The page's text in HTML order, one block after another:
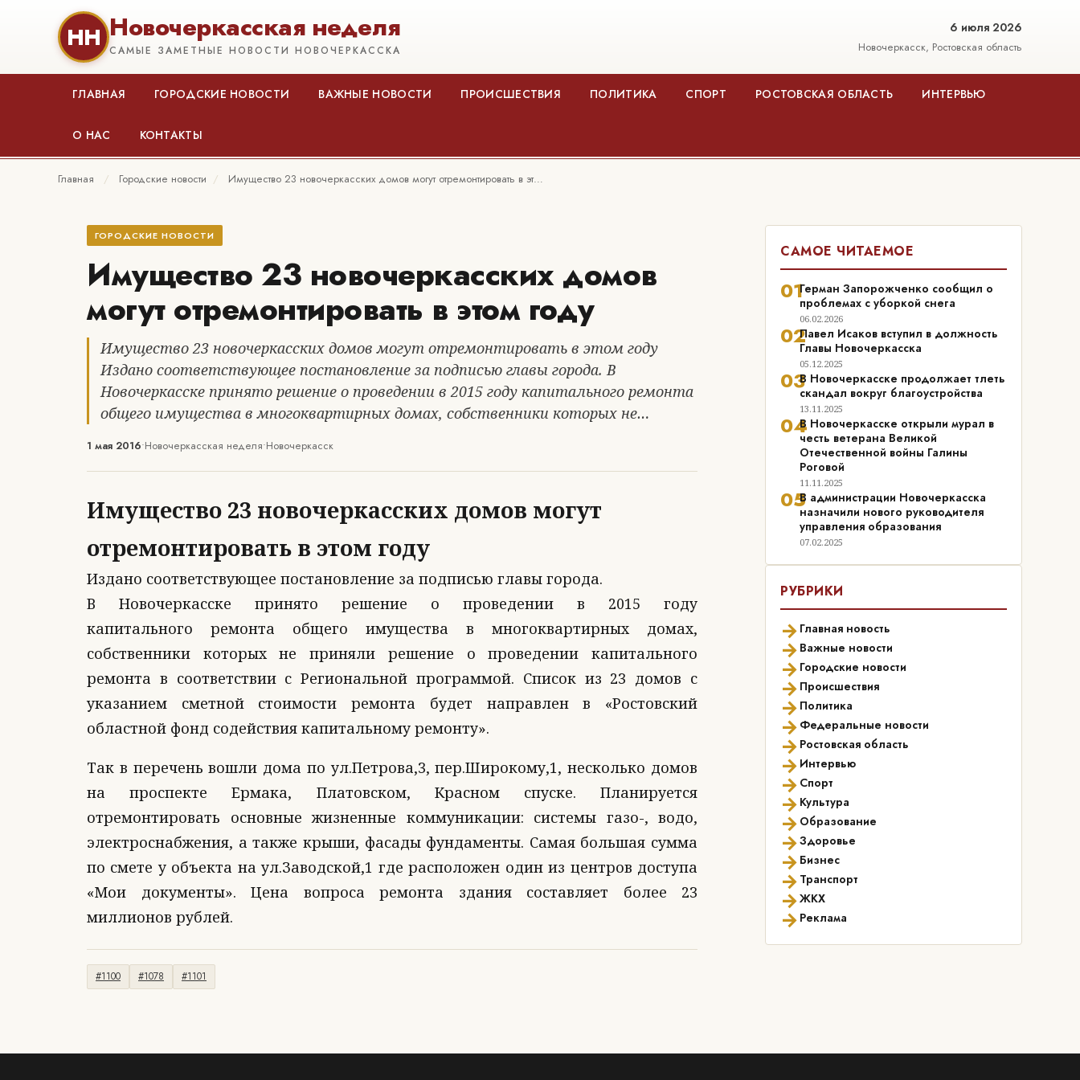
НН Новочеркасская неделя
САМЫЕ ЗАМЕТНЫЕ НОВОСТИ НОВОЧЕРКАССКА
6 июля 2026
Новочеркасск, Ростовская область
ГЛАВНАЯ ГОРОДСКИЕ НОВОСТИ ВАЖНЫЕ НОВОСТИ ПРОИСШЕСТВИЯ ПОЛИТИКА СПОРТ РОСТОВСКАЯ ОБЛАСТЬ ИНТЕРВЬЮ
О НАС КОНТАКТЫ
Главная / Городские новости / Имущество 23 новочеркасских домов могут отремонтировать в эт…
ГОРОДСКИЕ НОВОСТИ
Имущество 23 новочеркасских домов
могут отремонтировать в этом году
Имущество 23 новочеркасских домов могут отремонтировать в этом году
Издано соответствующее постановление за подписью главы города. В
Новочеркасске принято решение о проведении в 2015 году капитального ремонта
общего имущества в многоквартирных домах, собственники которых не…
1 мая 2016•Новочеркасская неделя•Новочеркасск
Имущество 23 новочеркасских домов могут
отремонтировать в этом году
Издано соответствующее постановление за подписью главы города.
В Новочеркасске принято решение о проведении в 2015 году
капитального ремонта общего имущества в многоквартирных домах,
собственники которых не приняли решение о проведении капитального
ремонта в соответствии с Региональной программой. Список из 23 домов с
указанием сметной стоимости ремонта будет направлен в «Ростовский
областной фонд содействия капитальному ремонту».
Так в перечень вошли дома по ул.Петрова,3, пер.Широкому,1, несколько домов
на проспекте Ермака, Платовском, Красном спуске. Планируется
отремонтировать основные жизненные коммуникации: системы газо-, водо,
электроснабжения, а также крыши, фасады фундаменты. Самая большая сумма
по смете у объекта на ул.Заводской,1 где расположен один из центров доступа
«Мои документы». Цена вопроса ремонта здания составляет более 23
миллионов рублей.
#1100 #1078 #1101
САМОЕ ЧИТАЕМОЕ
01Герман Запорожченко сообщил о
проблемах с уборкой снега
06.02.2026
02Павел Исаков вступил в должность
Главы Новочеркасска
05.12.2025
03В Новочеркасске продолжает тлеть
скандал вокруг благоустройства
13.11.2025
04В Новочеркасске открыли мурал в
честь ветерана Великой
Отечественной войны Галины
Роговой
11.11.2025
05В администрации Новочеркасска
назначили нового руководителя
управления образования
07.02.2025
РУБРИКИ
→ Главная новость
→ Важные новости
→ Городские новости
→ Происшествия
→ Политика
→ Федеральные новости
→ Ростовская область
→ Интервью
→ Спорт
→ Культура
→ Образование
→Здоровье
→ Бизнес
→ Транспорт
→ЖКХ
→ Реклама